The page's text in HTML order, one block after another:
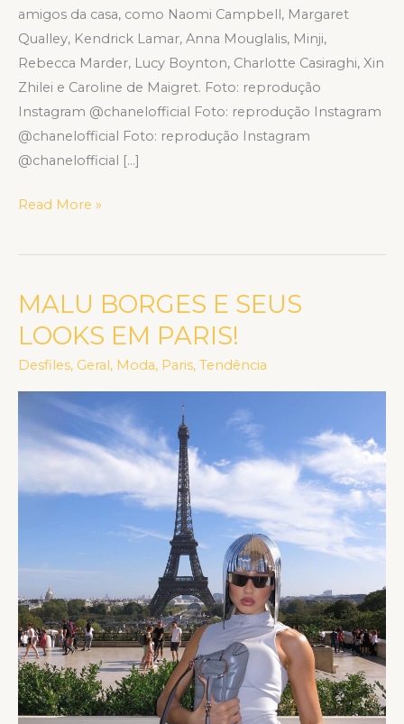
amigos da casa, como Naomi Campbell, Margaret
Qualley, Kendrick Lamar, Anna Mouglalis, Minji,
Rebecca Marder, Lucy Boynton, Charlotte Casiraghi, Xin
Zhilei e Caroline de Maigret. Foto: reprodução
Instagram @chanelofficial Foto: reprodução Instagram
@chanelofficial Foto: reprodução Instagram
@chanelofficial […]
Read More »
MALU BORGES E SEUS
LOOKS EM PARIS!
Desfiles, Geral, Moda, Paris, Tendência
MALU
BORGES
E
SEUS
LOOKS
EM
PARIS!